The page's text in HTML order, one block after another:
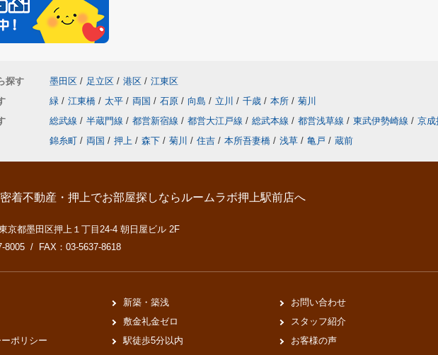
探す 墨田区 / 足立区 / 港区 / 江東区
緑 / 江東橋 / 太平 / 両国 / 石原 / 向島 / 立川 / 千歳 / 本所 / 菊川
総武線 / 半蔵門線 / 都営新宿線 / 都営大江戸線 / 総武本線 / 都営浅草線 / 東武伊勢崎線 / 京成
錦糸町 / 両国 / 押上 / 森下 / 菊川 / 住吉 / 本所吾妻橋 / 浅草 / 亀戸 / 蔵前
着不動産・押上でお部屋探しならルームラボ押上駅前店へ
京都墨田区押上１丁目24-4 朝日屋ビル 2F
8005 / FAX：03-5637-8618
ポリシー
新築・築浅
敷金礼金ゼロ
駅徒歩5分以内
お問い合わせ
スタッフ紹介
お客様の声